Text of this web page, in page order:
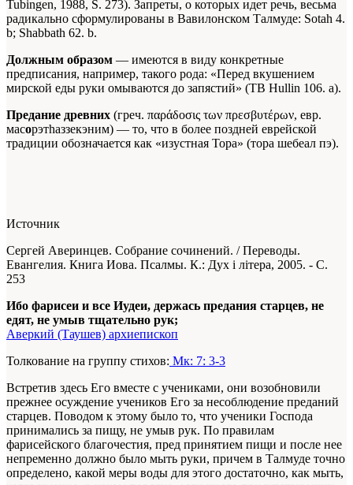
Tubingen, 1988, S. 273). Запреты, о которых идет речь, весьма
радикально сформулированы в Вавилонском Талмуде: Sotah 4.
b; Shabbath 62. b.
Должным образом — имеются в виду конкретные
предписания, например, такого рода: «Перед вкушением
мирской еды руки омываются до запястий» (ТВ Hullin 106. а).
Предание древних (греч. παράδοσις των πρεσβυτέρων, евр.
масорэтhаззекэним) — то, что в более поздней еврейской
традиции обозначается как «изустная Тора» (тора шебеал пэ).
Источник
Сергей Аверинцев. Собрание сочинений. / Переводы.
Евангелия. Книга Иова. Псалмы. К.: Дух і літера, 2005. - С.
253
Ибо фарисеи и все Иудеи, держась предания старцев, не
едят, не умыв тщательно рук;
Аверкий (Таушев) архиепископ
Толкование на группу стихов: Мк: 7: 3-3
Встретив здесь Его вместе с учениками, они возобновили
прежнее осуждение учеников Его за несоблюдение преданий
старцев. Поводом к этому было то, что ученики Господа
принимались за пищу, не умыв рук. По правилам
фарисейского благочестия, пред принятием пищи и после нее
непременно должно было мыть руки, причем в Талмуде точно
определено, какой меры воды для этого достаточно, как мыть,